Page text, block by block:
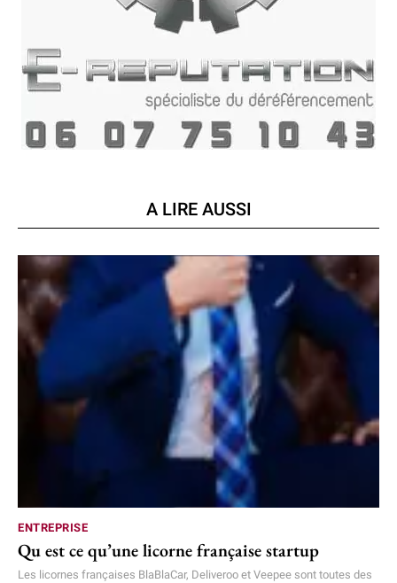
A LIRE AUSSI
ENTREPRISE
Qu est ce qu’une licorne française startup
Les licornes françaises BlaBlaCar, Deliveroo et Veepee sont toutes des